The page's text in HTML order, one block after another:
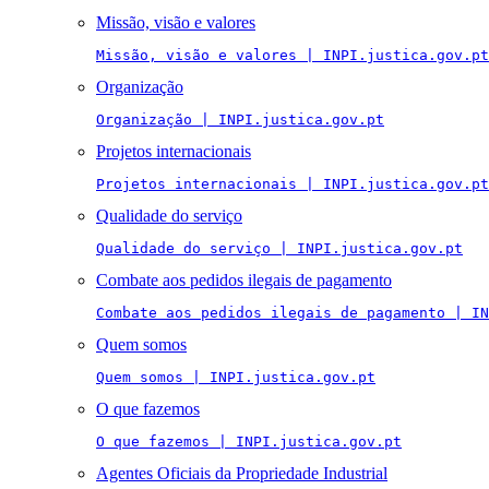
Missão, visão e valores
Missão, visão e valores | INPI.justica.gov.pt
Organização
Organização | INPI.justica.gov.pt
Projetos internacionais
Projetos internacionais | INPI.justica.gov.pt
Qualidade do serviço
Qualidade do serviço | INPI.justica.gov.pt
Combate aos pedidos ilegais de pagamento
Combate aos pedidos ilegais de pagamento |
Quem somos
Quem somos | INPI.justica.gov.pt
O que fazemos
O que fazemos | INPI.justica.gov.pt
Agentes Oficiais da Propriedade Industrial